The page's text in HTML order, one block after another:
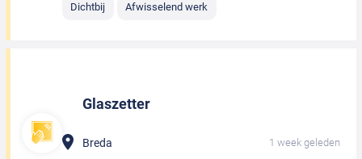
Dichtbij Afwisselend werk
Glaszetter
Breda 1 week geleden